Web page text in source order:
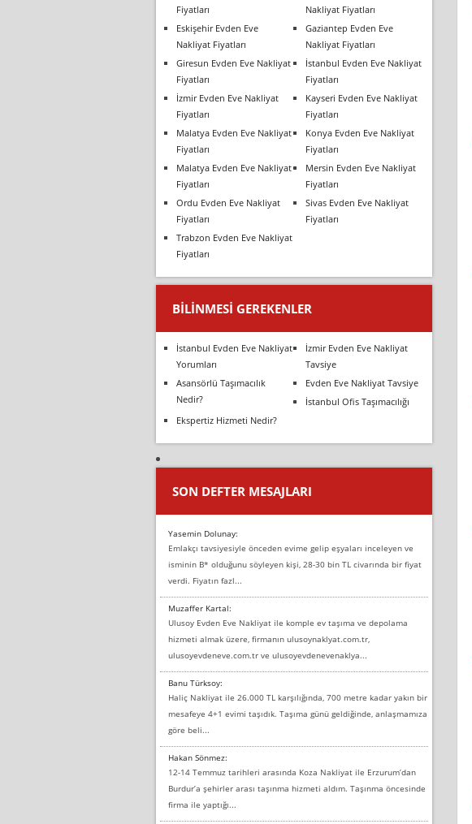
Fiyatları
Nakliyat Fiyatları
Eskişehir Evden Eve
Nakliyat Fiyatları
Gaziantep Evden Eve
Nakliyat Fiyatları
Giresun Evden Eve Nakliyat
Fiyatları
İstanbul Evden Eve Nakliyat
Fiyatları
İzmir Evden Eve Nakliyat
Fiyatları
Kayseri Evden Eve Nakliyat
Fiyatları
Malatya Evden Eve Nakliyat
Fiyatları
Konya Evden Eve Nakliyat
Fiyatları
Malatya Evden Eve Nakliyat
Fiyatları
Mersin Evden Eve Nakliyat
Fiyatları
Ordu Evden Eve Nakliyat
Fiyatları
Sivas Evden Eve Nakliyat
Fiyatları
Trabzon Evden Eve Nakliyat
Fiyatları
BILINMESI GEREKENLER
İstanbul Evden Eve Nakliyat
Yorumları
İzmir Evden Eve Nakliyat
Tavsiye
Asansörlü Taşımacılık
Nedir?
Evden Eve Nakliyat Tavsiye
İstanbul Ofis Taşımacılığı
Ekspertiz Hizmeti Nedir?
SON DEFTER MESAJLARI
Yasemin Dolunay:
Emlakçı tavsiyesiyle önceden evime gelip eşyaları inceleyen ve
isminin B* olduğunu söyleyen kişi, 28-30 bin TL civarında bir fiyat
verdi. Fiyatın fazl...
Muzaffer Kartal:
Ulusoy Evden Eve Nakliyat ile komple ev taşıma ve depolama
hizmeti almak üzere, firmanın ulusoynaklyat.com.tr,
ulusoyevdeneve.com.tr ve ulusoyevdenevenaklya...
Banu Türksoy:
Haliç Nakliyat ile 26.000 TL karşılığında, 700 metre kadar yakın bir
mesafeye 4+1 evimi taşıdık. Taşıma günü geldiğinde, anlaşmamıza
göre beli...
Hakan Sönmez:
12-14 Temmuz tarihleri arasında Koza Nakliyat ile Erzurum’dan
Burdur’a şehirler arası taşınma hizmeti aldım. Taşınma öncesinde
firma ile yaptığı...